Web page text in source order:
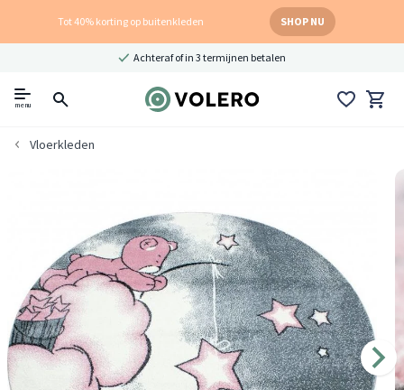
Tot 40% korting op buitenkleden SHOP NU
Achteraf of in 3 termijnen betalen
menu
Vloerkleden